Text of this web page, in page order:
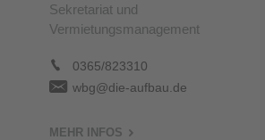
Sekretariat und
Vermietungsmanagement
0365/823310
wbg@die-aufbau.de
MEHR INFOS